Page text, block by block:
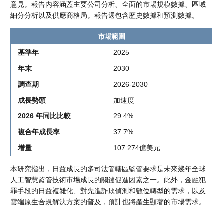
意見。報告內容涵蓋主要公司分析、全面的市場規模數據、區域
細分分析以及供應商格局。報告還包含歷史數據和預測數據。
市場範圍
基準年
2025
年末
2030
調查期
2026-2030
成長勢頭
加速度
2026 年同比比較
29.4%
複合年成長率
37.7%
增量
107.274億美元
本研究指出，日益成長的多司法管轄區監管要求是未來幾年全球
人工智慧監管技術市場成長的關鍵促進因素之一。此外，金融犯
罪手段的日益複雜化、對先進詐欺偵測和數位轉型的需求，以及
雲端原生合規解決方案的普及，預計也將產生顯著的市場需求。